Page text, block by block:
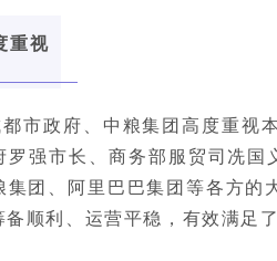
重视
市政府、中粮集团高度重视
罗强市长、商务部服贸司冼国
集团、阿里巴巴集团等各方的
备顺利、运营平稳，有效满足